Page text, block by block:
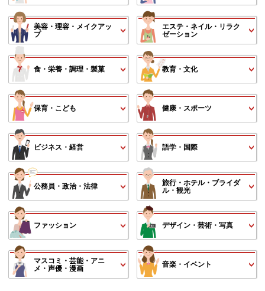
美容・理容・メイクアッ
プ
エステ・ネイル・リラク
ゼーション
食・栄養・調理・製菓 教育・文化
保育・こども 健康・スポーツ
ビジネス・経営 語学・国際
公務員・政治・法律
旅行・ホテル・ブライダ
ル・観光
ファッション デザイン・芸術・写真
マスコミ・芸能・アニ
メ・声優・漫画
音楽・イベント